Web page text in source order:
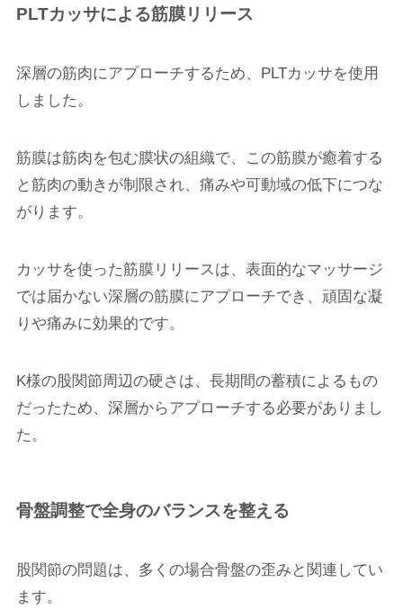
PLTカッサによる筋膜リリース
深層の筋肉にアプローチするため、PLTカッサを使用
しました。
筋膜は筋肉を包む膜状の組織で、この筋膜が癒着する
と筋肉の動きが制限され、痛みや可動域の低下につな
がります。
カッサを使った筋膜リリースは、表面的なマッサージ
では届かない深層の筋膜にアプローチでき、頑固な凝
りや痛みに効果的です。
K様の股関節周辺の硬さは、長期間の蓄積によるもの
だったため、深層からアプローチする必要がありまし
た。
骨盤調整で全身のバランスを整える
股関節の問題は、多くの場合骨盤の歪みと関連してい
ます。